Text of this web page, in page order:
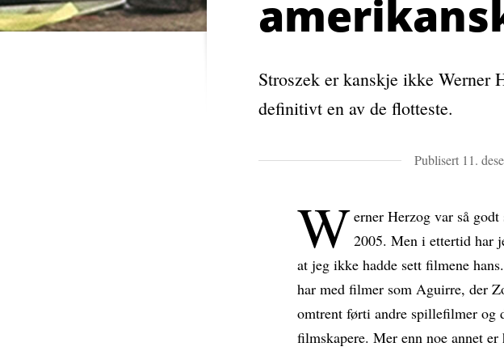
Stroszek er kanskje ikke Werner
definitivt en av de flotteste.
Publisert 11.
Werner Herzog var så
2005. Men i ettertid har
at jeg ikke hadde sett filmene
har med filmer som Aguirre, der
omtrent førti andre spillefilmer og
filmskapere. Mer enn noe annet